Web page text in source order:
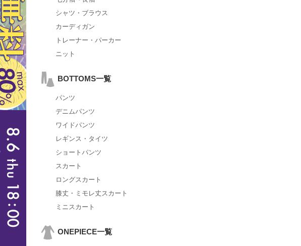
シャツ・ブラウス
カーディガン
トレーナー・パーカー
ニット
BOTTOMS一覧
パンツ
デニムパンツ
ワイドパンツ
レギンス・タイツ
ショートパンツ
スカート
ロングスカート
膝丈・ミモレ丈スカート
ミニスカート
ONEPIECE一覧